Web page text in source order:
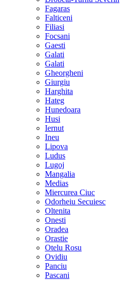
Fagaras
Falticeni
Filiasi
Focsani
Gaesti
Galati
Galati
Gheorgheni
Giurgiu
Harghita
Hateg
Hunedoara
Husi
Iernut
Ineu
Lipova
Ludus
Lugoj
Mangalia
Medias
Miercurea Ciuc
Odorheiu Secuiesc
Oltenita
Onesti
Oradea
Orastie
Otelu Rosu
Ovidiu
Panciu
Pascani